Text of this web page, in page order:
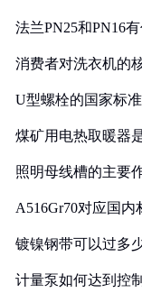
法兰PN25和PN16
消费者对洗衣机的
U型螺栓的国家标准
煤矿用电热取暖器
照明母线槽的主要
A516Gr70对应国
镀镍钢带可以过多
计量泵如何达到控